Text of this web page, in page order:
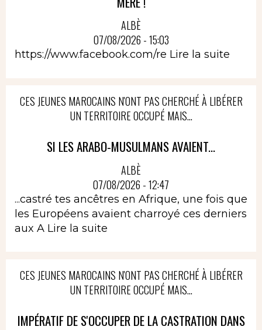
ALBÈ
07/08/2026 - 15:03
https://www.facebook.com/re Lire la suite
CES JEUNES MAROCAINS N'ONT PAS CHERCHÉ À LIBÉRER
UN TERRITOIRE OCCUPÉ MAIS...
SI LES ARABO-MUSULMANS AVAIENT...
ALBÈ
07/08/2026 - 12:47
...castré tes ancêtres en Afrique, une fois que
les Européens avaient charroyé ces derniers
aux A Lire la suite
CES JEUNES MAROCAINS N'ONT PAS CHERCHÉ À LIBÉRER
UN TERRITOIRE OCCUPÉ MAIS...
IMPÉRATIF DE S'OCCUPER DE LA CASTRATION DANS